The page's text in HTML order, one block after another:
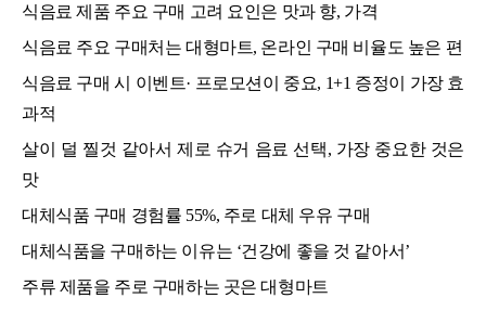
식음료 제품 주요 구매 고려 요인은 맛과 향, 가격
식음료 주요 구매처는 대형마트, 온라인 구매 비율도 높은 편
식음료 구매 시 이벤트· 프로모션이 중요, 1+1 증정이 가장 효
과적
살이 덜 찔것 같아서 제로 슈거 음료 선택, 가장 중요한 것은
맛
대체식품 구매 경험률 55%, 주로 대체 우유 구매
대체식품을 구매하는 이유는 ‘건강에 좋을 것 같아서’
주류 제품을 주로 구매하는 곳은 대형마트